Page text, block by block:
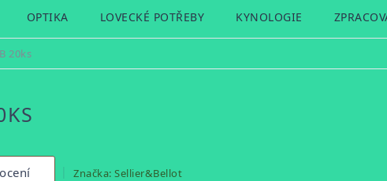
OPTIKA LOVECKÉ POTŘEBY KYNOLOGIE
20ks
Značka: Sellier&Bellot